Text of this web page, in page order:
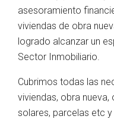
asesoramiento
viviendas de obra
logrado alcanzar un
Sector Inmobiliario.
Cubrimos todas las
viviendas, obra
solares, parcelas etc